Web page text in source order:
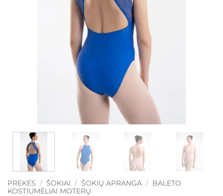
PREKĖS / ŠOKIAI / ŠOKIŲ APRANGA / BALETO
KOSTIUMĖLIAI MOTERŲ